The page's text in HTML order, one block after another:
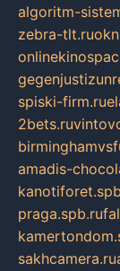
algoritm-
zebra-tlt.ru
spiski-firm.ru
2bets.ru
amadis-
praga.spb.ru
sakhcamera.ru